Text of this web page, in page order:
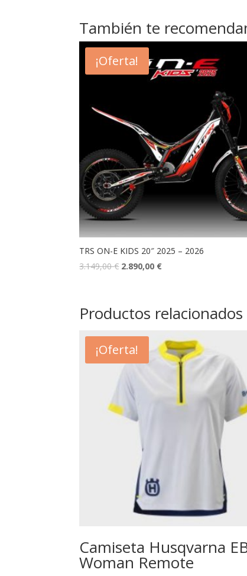
También te
¡Oferta!
TRS ON-E KIDS 20″ 2025 – 2026
3.149,00€ 2.890,00 €
Productos relacionados
¡Oferta!
Camiseta Husqvarna
Woman Remote